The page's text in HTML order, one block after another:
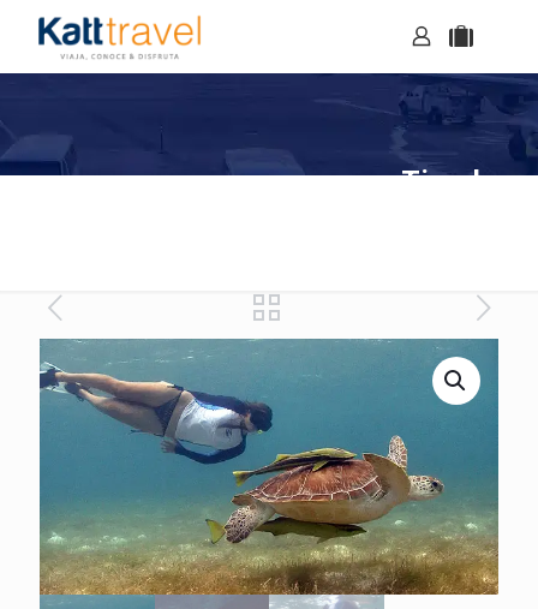
Tienda